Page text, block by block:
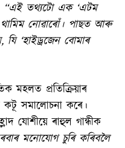
“এই তথ্যটো এক ‘এটম
থামিম নোৱাৰোঁ। পাছত আৰু
‘হাইড্ৰজেন বোমাৰ
মহলত প্ৰতিক্ৰিয়াৰ
কটূ সমালোচনা কৰে।
যোশীয়ে ৰাহুল গান্ধীক
মনোযোগ চুৰি কৰিবলৈ